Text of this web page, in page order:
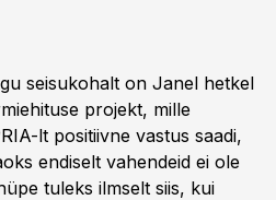
seisukohalt on Janel hetkel
projekt, mille
lt positiivne vastus saadi,
endiselt vahendeid ei ole
tuleks ilmselt siis, kui